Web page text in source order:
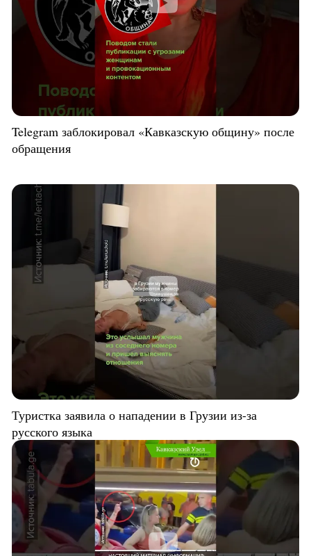
Telegram заблокировал «Кавказскую общину» после
обращения
Туристка заявила о нападении в Грузии из-за
русского языка